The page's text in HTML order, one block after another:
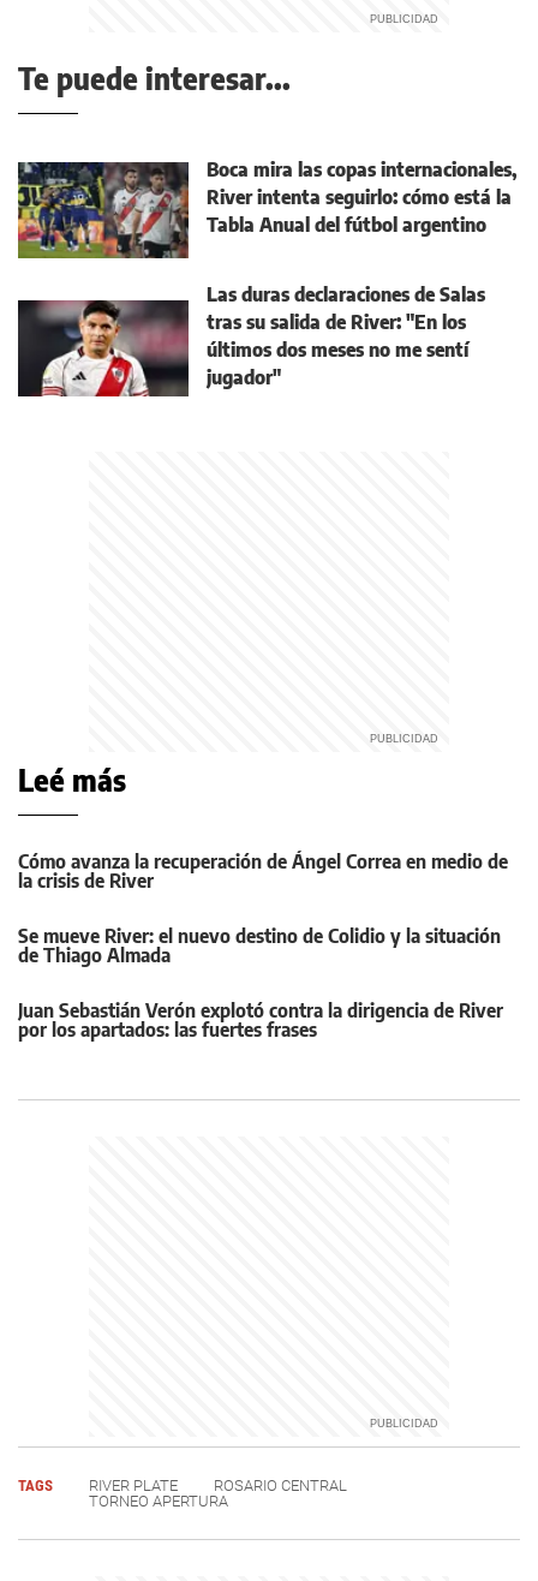
Te puede interesar...
Boca mira las copas internacionales,
River intenta seguirlo: cómo está la
Tabla Anual del fútbol argentino
Las duras declaraciones de Salas
tras su salida de River: "En los
últimos dos meses no me sentí
jugador"
Leé más
Cómo avanza la recuperación de Ángel Correa en medio de
la crisis de River
Se mueve River: el nuevo destino de Colidio y la situación
de Thiago Almada
Juan Sebastián Verón explotó contra la dirigencia de River
por los apartados: las fuertes frases
TAGS RIVER PLATE
ROSARIO CENTRAL
TORNEO APERTURA